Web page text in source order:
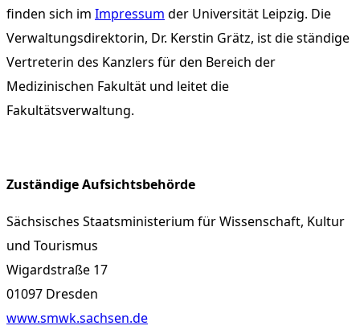
finden sich im Impressum der Universität Leipzig. Die
Verwaltungsdirektorin, Dr. Kerstin Grätz, ist die ständige
Vertreterin des Kanzlers für den Bereich der
Medizinischen Fakultät und leitet die
Fakultätsverwaltung.
Zuständige Aufsichtsbehörde
Sächsisches Staatsministerium für Wissenschaft, Kultur
und Tourismus
Wigardstraße 17
01097 Dresden
www.smwk.sachsen.de